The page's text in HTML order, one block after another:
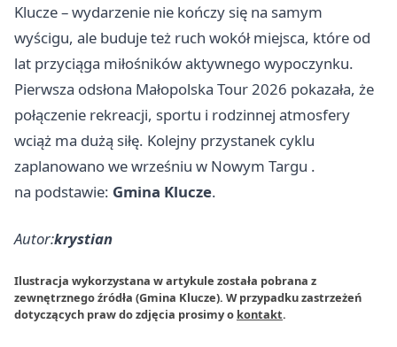
Klucze – wydarzenie nie kończy się na samym
wyścigu, ale buduje też ruch wokół miejsca, które od
lat przyciąga miłośników aktywnego wypoczynku.
Pierwsza odsłona Małopolska Tour 2026 pokazała, że
połączenie rekreacji, sportu i rodzinnej atmosfery
wciąż ma dużą siłę. Kolejny przystanek cyklu
zaplanowano we wrześniu w Nowym Targu .
na podstawie: Gmina Klucze.
Autor:krystian
Ilustracja wykorzystana w artykule została pobrana z
zewnętrznego źródła (Gmina Klucze). W przypadku zastrzeżeń
dotyczących praw do zdjęcia prosimy o kontakt.